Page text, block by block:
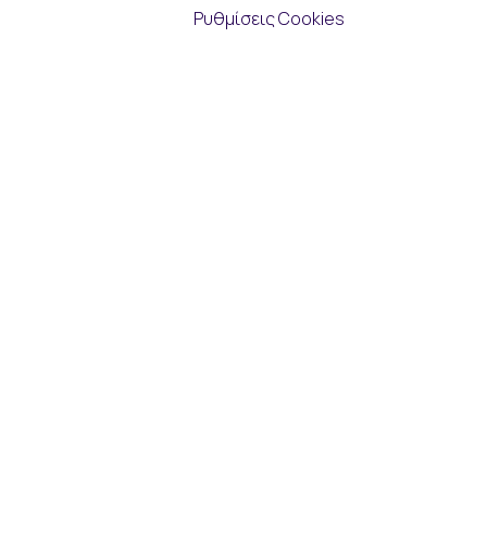
Ρυθμίσεις Cookies